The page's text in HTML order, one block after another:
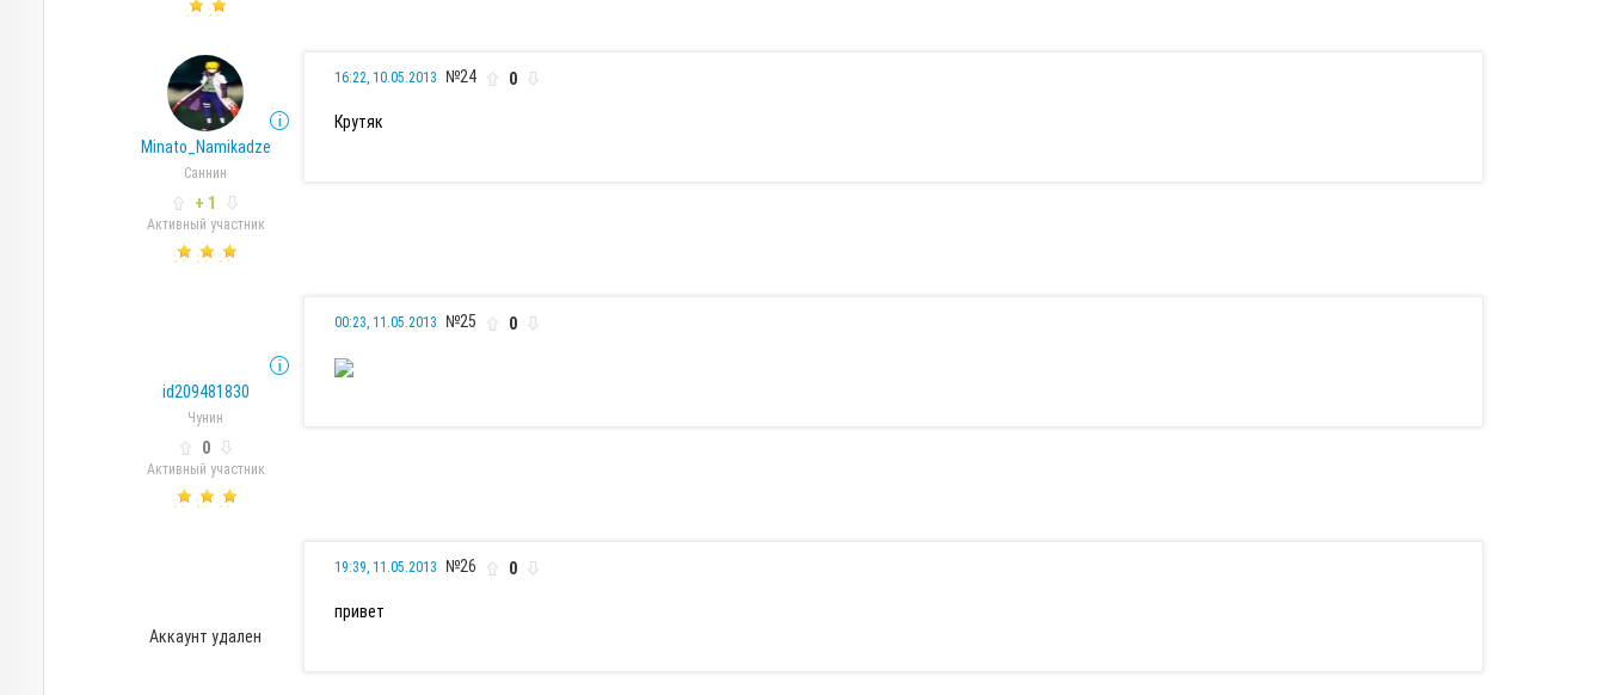
Minato_Namikadze
Саннин
+ 1
Активный участник
16:22, 10.05.2013 №24 0
Крутяк
id209481830
Чунин
0
Активный участник
00:23, 11.05.2013 №25 0
Аккаунт удален
19:39, 11.05.2013 №26 0
привет